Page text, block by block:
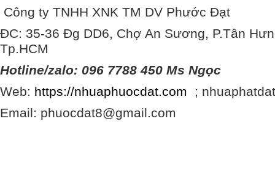
Công ty TNHH XNK TM DV Phước Đạt
ĐC: 35-36 Đg DD6, Chợ An Sương, P.Tân
Tp.HCM
Hotline/zalo: 096 7788 450 Ms Ngọc
Web: https://nhuaphuocdat.com
;
Email: phuocdat8@gmail.com